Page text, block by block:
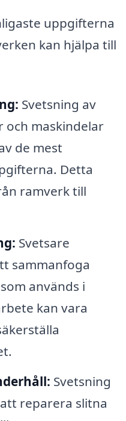
uppgifterna
kan hjälpa till
Svetsning av
maskindelar
de mest
Detta
ramverk till
Svetsare
sammanfoga
används i
kan vara
Svetsning
reparera slitna